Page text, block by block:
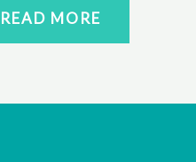
READ MORE